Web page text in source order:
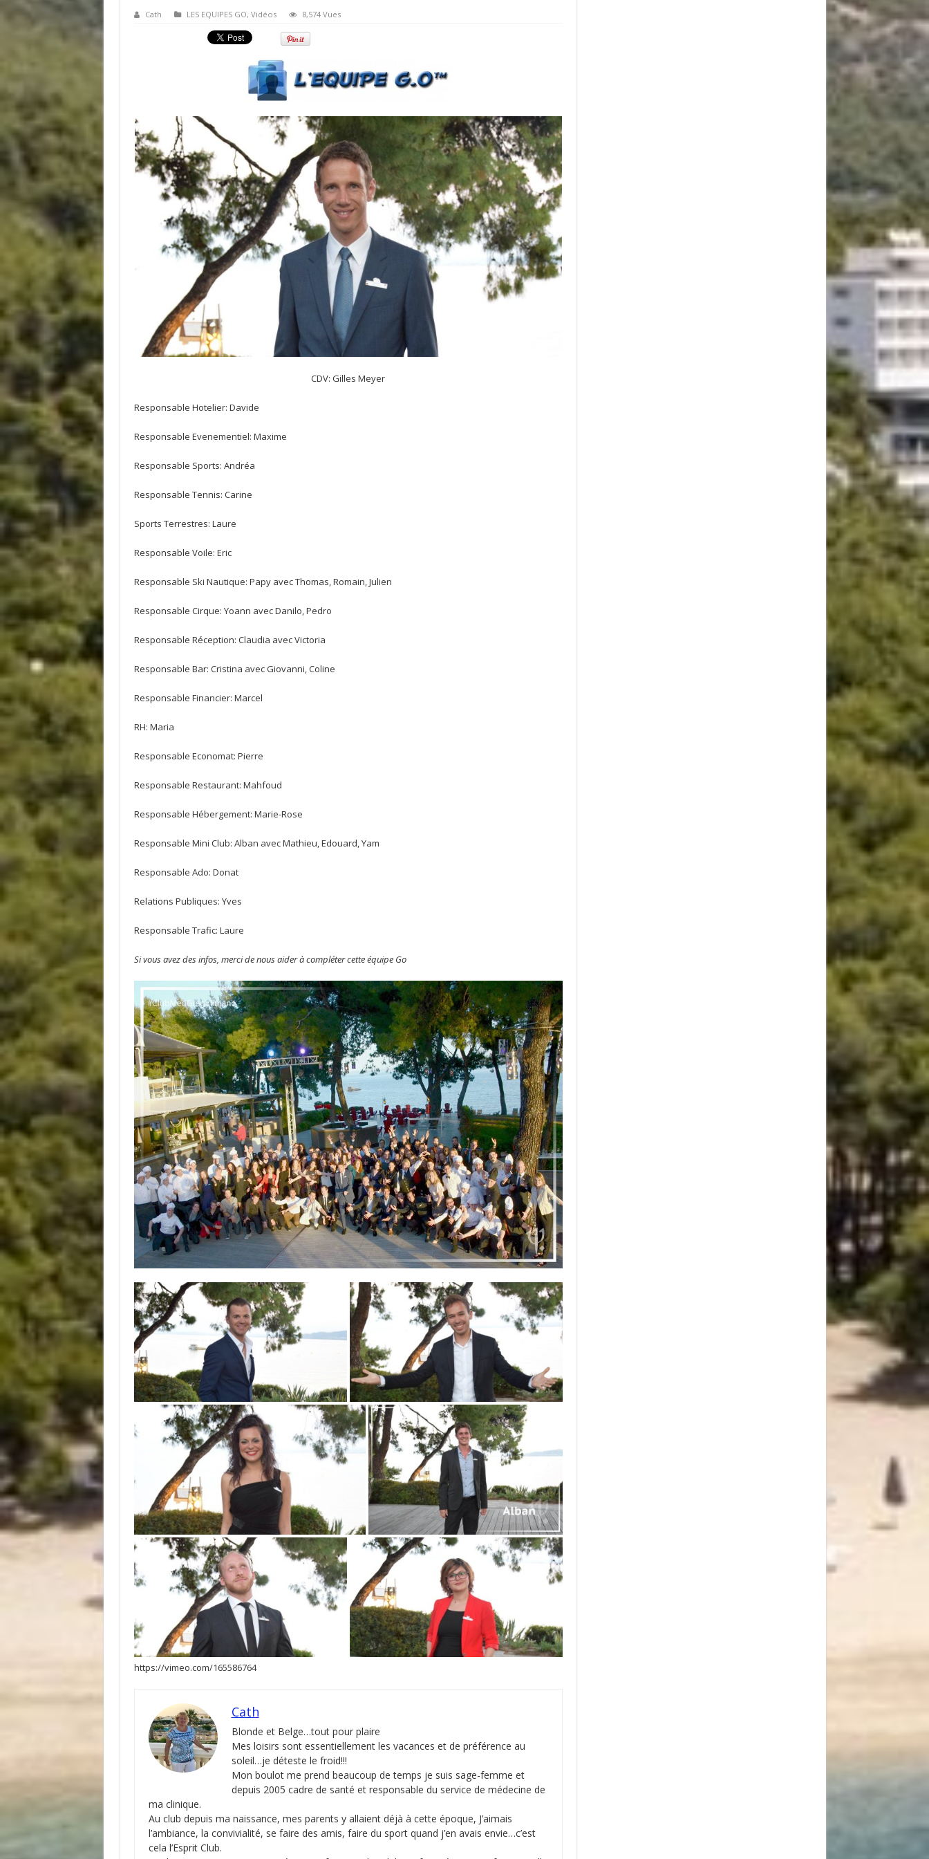
Cath LES EQUIPES GO, Vidéos 8,574 Vues
CDV: Gilles Meyer
Responsable Hotelier: Davide
Responsable Evenementiel: Maxime
Responsable Sports: Andréa
Responsable Tennis: Carine
Sports Terrestres: Laure
Responsable Voile: Eric
Responsable Ski Nautique: Papy avec Thomas, Romain, Julien
Responsable Cirque: Yoann avec Danilo, Pedro
Responsable Réception: Claudia avec Victoria
Responsable Bar: Cristina avec Giovanni, Coline
Responsable Financier: Marcel
RH: Maria
Responsable Economat: Pierre
Responsable Restaurant: Mahfoud
Responsable Hébergement: Marie-Rose
Responsable Mini Club: Alban avec Mathieu, Edouard, Yam
Responsable Ado: Donat
Relations Publiques: Yves
Responsable Trafic: Laure
Si vous avez des infos, merci de nous aider à compléter cette équipe Go
https://vimeo.com/165586764
Cath
Blonde et Belge…tout pour plaire
Mes loisirs sont essentiellement les vacances et de préférence au
soleil…je déteste le froid!!!
Mon boulot me prend beaucoup de temps je suis sage-femme et
depuis 2005 cadre de santé et responsable du service de médecine de
ma clinique.
Au club depuis ma naissance, mes parents y allaient déjà à cette époque, J’aimais
l’ambiance, la convivialité, se faire des amis, faire du sport quand j’en avais envie…c’est
cela l’Esprit Club.